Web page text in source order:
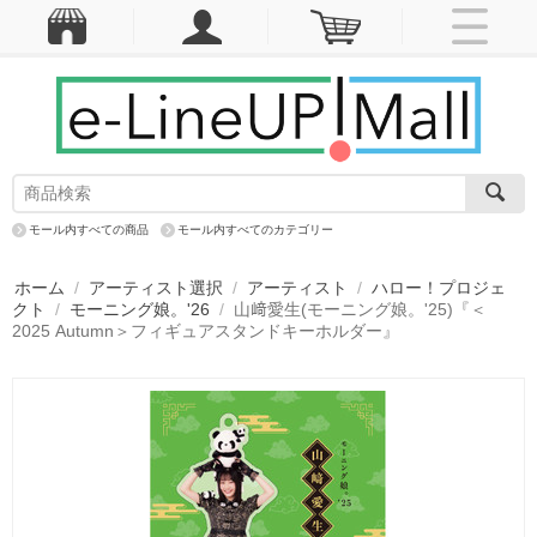
モール内すべての商品 モール内すべてのカテゴリー
ホーム / アーティスト選択 / アーティスト / ハロー！プロジェ
クト
/ モーニング娘。'26 / 山﨑愛生(モーニング娘。'25)『＜
2025 Autumn＞フィギュアスタンドキーホルダー』